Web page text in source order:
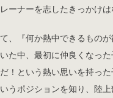
ーナーを志したきっかけは
て、『何か熱中できるもの
た中、最初に仲良くなっ
！という熱い思いを持っ
うポジションを知り、陸